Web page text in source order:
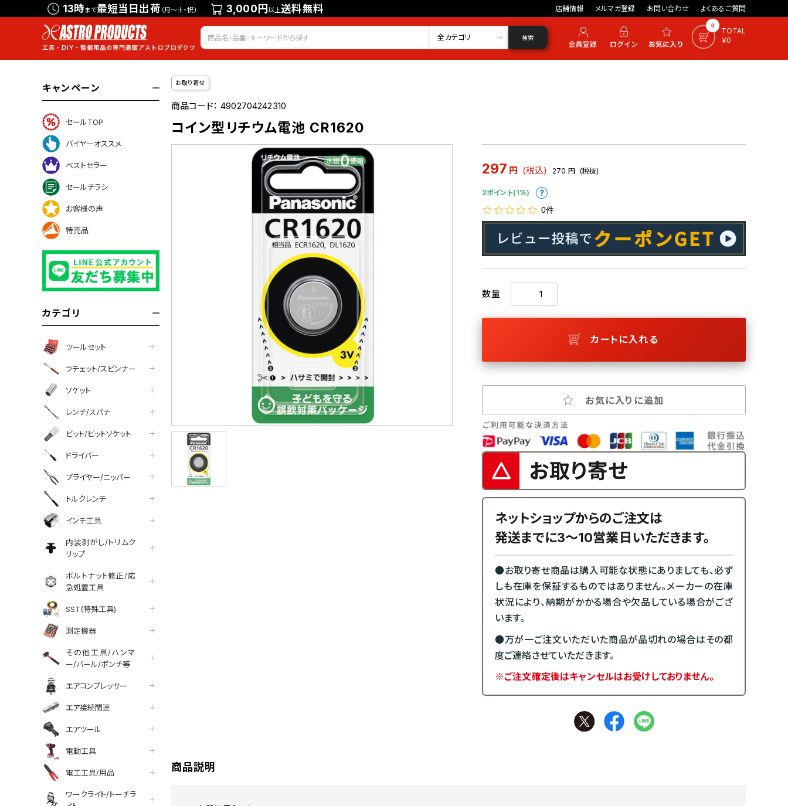
13時まで最短当日出荷 （月～土・祝） 3,000円以上送料無料 店舗情報 メルマガ登録 お問い合わせ よくあるご質問
会員登録 ログイン お気に入り 0
TOTAL
￥0
全カテゴリ 検索
キャンペーン
セールTOP
バイヤーオススメ
ベストセラー
セールチラシ
お客様の声
特売品
カテゴリ
ツールセット
ラチェット/スピンナー
ソケット
レンチ/スパナ
ビット/ビットソケット
ドライバー
プライヤー/ニッパー
トルクレンチ
インチ工具
内装剥がし/トリムク
リップ
ボルトナット修正/応
急処置工具
SST(特殊工具)
測定機器
その他工具/ハンマ
ー/バール/ポンチ等
エアコンプレッサー
エア接続関連
エアツール
電動工具
電工工具/用品
ワークライト/トーチラ
お取り寄せ
商品コード：4902704242310
コイン型リチウム電池 CR1620
297 円 (税込) 270 円 (税抜)
2ポイント(1%)
0件
数量
カートに入れる
お気に入りに追加
お取り寄せ
ネットショップからのご注文は
発送までに3～10営業日いただきます。
●お取り寄せ商品は購入可能な状態にありましても、必ず
しも在庫を保証するものではありません。メーカーの在庫
状況により、納期がかかる場合や欠品している場合がござ
います。
●万が一ご注文いただいた商品が品切れの場合はその都
度ご連絡させていただきます。
※ご注文確定後はキャンセルはお受けしておりません。
商品説明